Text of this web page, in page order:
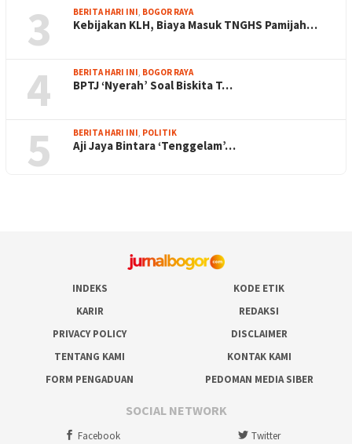
3 BERITA HARI INI, BOGOR RAYA
Kebijakan KLH, Biaya Masuk TNGHS Pamijah…
4 BERITA HARI INI, BOGOR RAYA
BPTJ ‘Nyerah’ Soal Biskita T…
5 BERITA HARI INI, POLITIK
Aji Jaya Bintara ‘Tenggelam’…
INDEKS
KODE ETIK
KARIR
REDAKSI
PRIVACY POLICY
DISCLAIMER
TENTANG KAMI
KONTAK KAMI
FORM PENGADUAN
PEDOMAN MEDIA SIBER
SOCIAL NETWORK
Facebook Twitter